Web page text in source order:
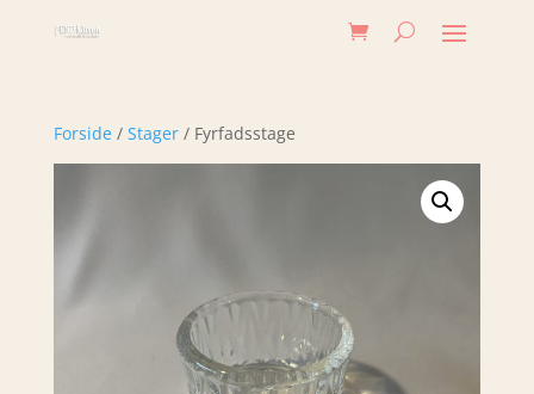
Forside/ Stager/ Fyrfadsstage